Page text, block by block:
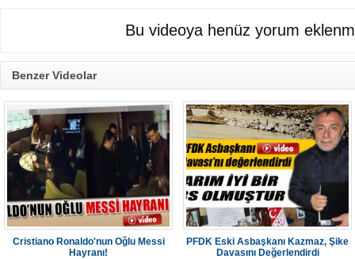
Bu videoya henüz yorum
Benzer Videolar
Cristiano Ronaldo'nun Oğlu Messi
Hayranı!
PFDK Eski Asbaşkanı Kazmaz, Şike
Davasını Değerlendirdi